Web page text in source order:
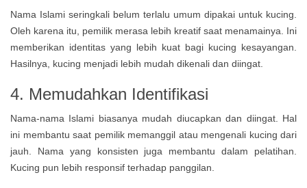
Nama Islami seringkali belum terlalu umum dipakai untuk kucing.
Oleh karena itu, pemilik merasa lebih kreatif saat menamainya. Ini
memberikan identitas yang lebih kuat bagi kucing kesayangan.
Hasilnya, kucing menjadi lebih mudah dikenali dan diingat.
4. Memudahkan Identifikasi
Nama-nama Islami biasanya mudah diucapkan dan diingat. Hal
ini membantu saat pemilik memanggil atau mengenali kucing dari
jauh. Nama yang konsisten juga membantu dalam pelatihan.
Kucing pun lebih responsif terhadap panggilan.